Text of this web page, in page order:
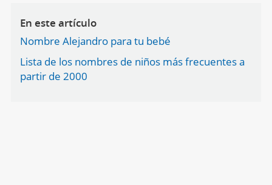
En este artículo
Nombre Alejandro para tu bebé
Lista de los nombres de niños más frecuentes a
partir de 2000